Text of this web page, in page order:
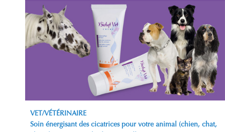
VET/VÉTÉRINAIRE
Soin énergisant des cicatrices pour votre animal (chien, chat,